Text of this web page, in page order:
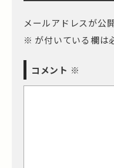
メールアドレスが公
※ が付いている欄は
コメント ※